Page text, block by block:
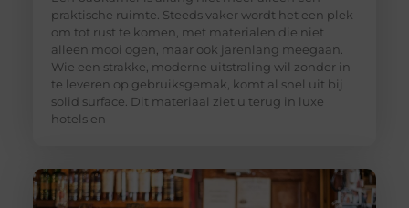
praktische ruimte. Steeds vaker wordt het een plek
om tot rust te komen, met materialen die niet
alleen mooi ogen, maar ook jarenlang meegaan.
Wie een strakke, moderne uitstraling wil zonder in
te leveren op gebruiksgemak, komt al snel uit bij
solid surface. Dit materiaal ziet u terug in luxe
hotels en